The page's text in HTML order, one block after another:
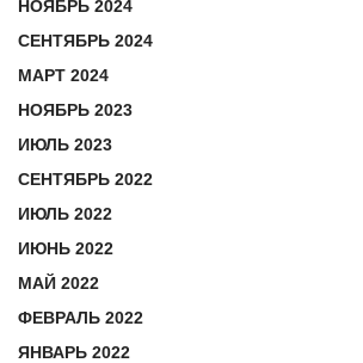
НОЯБРЬ 2024
СЕНТЯБРЬ 2024
МАРТ 2024
НОЯБРЬ 2023
ИЮЛЬ 2023
СЕНТЯБРЬ 2022
ИЮЛЬ 2022
ИЮНЬ 2022
МАЙ 2022
ФЕВРАЛЬ 2022
ЯНВАРЬ 2022